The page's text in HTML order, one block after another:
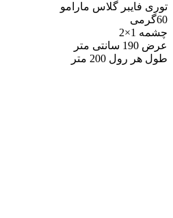
توری فایبر گلاس مارامو
60گرمی
چشمه 1×2
عرض 190 سانتی متر
طول هر رول 200 متر